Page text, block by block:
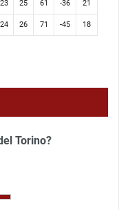
23 25 61 -36 21
24 26 71 -45 18
Torino?